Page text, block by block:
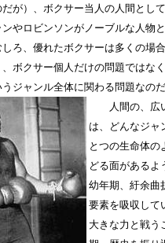
だが）、ボクサー当人の人間とし
やロビンソンがノーブルな人物
ろ、優れたボクサーは多くの場
ボクサー個人だけの問題ではな
ジャンル全体に関わる問題なのだ
人間の、広
は、どんなジャ
とつの生命体の
どる面があるよ
幼年期、紆余曲
要素を吸収して
大きな力と戦う